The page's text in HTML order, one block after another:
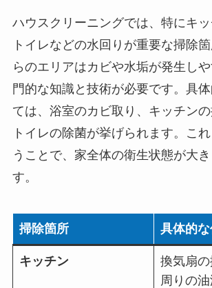
ハウスクリーニングでは、特にキッ
トイレなどの水回りが重要な掃除
らのエリアはカビや水垢が発生し
門的な知識と技術が必要です。具
ては、浴室のカビ取り、キッチンの
トイレの除菌が挙げられます。こ
うことで、家全体の衛生状態が大
す。
掃除箇所 具体的
キッチン
換気扇
周りの油